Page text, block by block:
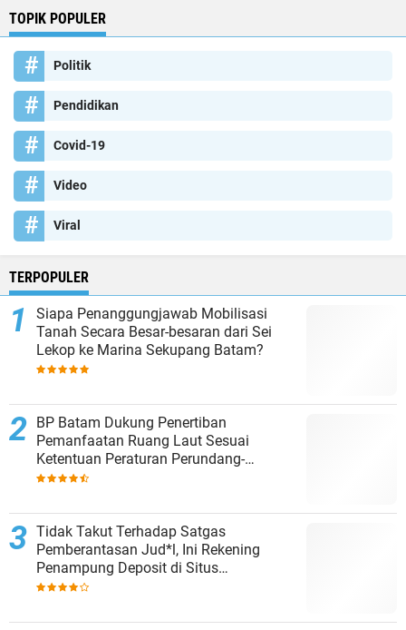
TOPIK POPULER
Politik
Pendidikan
Covid-19
Video
Viral
TERPOPULER
Siapa Penanggungjawab Mobilisasi
Tanah Secara Besar-besaran dari Sei
Lekop ke Marina Sekupang Batam?
BP Batam Dukung Penertiban
Pemanfaatan Ruang Laut Sesuai
Ketentuan Peraturan Perundang-
undangan
Tidak Takut Terhadap Satgas
Pemberantasan Jud*l, Ini Rekening
Penampung Deposit di Situs
MENARA4D